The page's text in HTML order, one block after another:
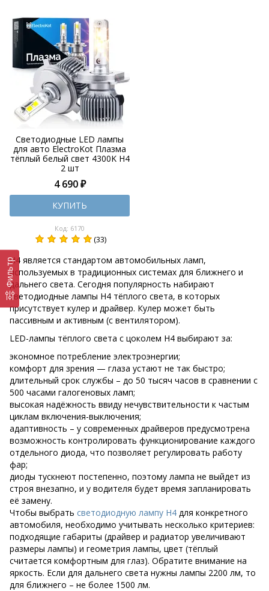
Светодиодные LED лампы
для авто ElectroKot Плазма
тёплый белый свет 4300K H4
2 шт
4 690 ₽
КУПИТЬ
Код: 6170
(33)
Н4 является стандартом автомобильных ламп,
используемых в традиционных системах для ближнего и
дальнего света. Сегодня популярность набирают
светодиодные лампы H4 тёплого света, в которых
присутствует кулер и драйвер. Кулер может быть
пассивным и активным (с вентилятором).
LED-лампы тёплого света с цоколем Н4 выбирают за:
экономное потребление электроэнергии;
комфорт для зрения — глаза устают не так быстро;
длительный срок службы – до 50 тысяч часов в сравнении с
500 часами галогеновых ламп;
высокая надёжность ввиду нечувствительности к частым
циклам включения-выключения;
адаптивность – у современных драйверов предусмотрена
возможность контролировать функционирование каждого
отдельного диода, что позволяет регулировать работу
фар;
диоды тускнеют постепенно, поэтому лампа не выйдет из
строя внезапно, и у водителя будет время запланировать
её замену.
Чтобы выбрать светодиодную лампу Н4 для конкретного
автомобиля, необходимо учитывать несколько критериев:
подходящие габариты (драйвер и радиатор увеличивают
размеры лампы) и геометрия лампы, цвет (тёплый
считается комфортным для глаз). Обратите внимание на
яркость. Если для дальнего света нужны лампы 2200 лм, то
для ближнего – не более 1500 лм.
Фильтр